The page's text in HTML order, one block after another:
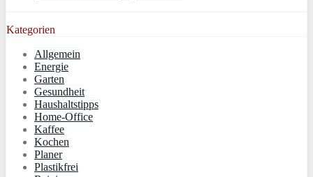
Kategorien
Allgemein
Energie
Garten
Gesundheit
Haushaltstipps
Home-Office
Kaffee
Kochen
Planer
Plastikfrei